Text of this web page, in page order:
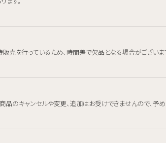
売を行っているため、時間差で欠品となる場合がございま
品のキャンセルや変更、追加はお受けできませんので、予め